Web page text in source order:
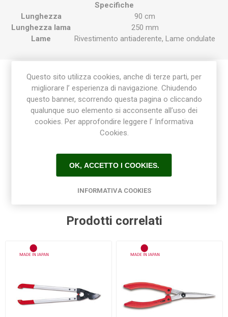
Specifiche
Lunghezza
90 cm
Lunghezza lama
250 mm
Lame
Rivestimento antiaderente, Lame ondulate
Etichetta del prodotto
giardino (101), gardena (45) , cesoie (11), lame (5)
bypass (4) cesoie siepi (3) , cesoia per siepe (3)
cesoia professionale (2), lame cesoia
cesoie gardena (2)
Prodotti correlati
Questo sito utilizza cookies, anche di terze parti, per
migliorare l’ esperienza di navigazione. Chiudendo
questo banner, scorrendo questa pagina o cliccando
qualunque suo elemento si acconsente all’uso dei
cookies. Per approfondire leggere l’ Informativa
Cookies.
OK, ACCETTO I COOKIES.
INFORMATIVA COOKIES